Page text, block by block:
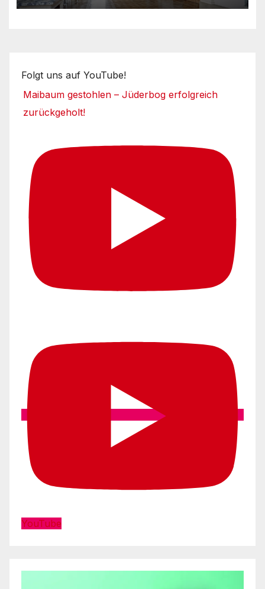
Folgt uns auf YouTube!
Maibaum gestohlen – Jüderbog erfolgreich
zurückgeholt!
YouTube